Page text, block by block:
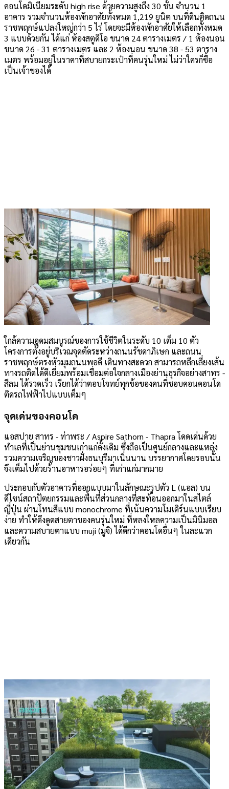
คอนโดมิเนียมระดับ high rise ด้วยความสูงถึง 30 ชั้น จำนวน 1
อาคาร รวมจำนวนห้องพักอาศัยทั้งหมด 1,219 ยูนิต บนที่ดินติดถนน
ราชพฤกษ์แปลงใหญ่กว่า 5 ไร่ โดยจะมีห้องพักอาศัยให้เลือกทั้งหมด
3 แบบด้วยกัน ได้แก่ ห้องสตูดิโอ ขนาด 24 ตารางเมตร / 1 ห้องนอน
ขนาด 26 - 31 ตารางเมตร และ 2 ห้องนอน ขนาด 38 - 53 ตาราง
เมตร พร้อมอยู่ในราคาที่สบายกระเป๋าที่คนรุ่นใหม่ ไม่ว่าใครก็ซื้อ
เป็นเจ้าของได้
ใกล้ความอุดมสมบูรณ์ของการใช้ชีวิตในระดับ 10 เต็ม 10 ตัว
โครงการตั้งอยู่บริเวณจุดตัดระหว่างถนนรัชดาภิเษก และถนน
ราชพฤกษ์ตรงหัวมุมถนนพอดี เดินทางสะดวก สามารถหลีกเลี่ยงเส้น
ทางรถติดได้ดีเยี่ยมพร้อมเชื่อมต่อใจกลางเมืองย่านธุรกิจอย่างสาทร -
สีลม ได้รวดเร็ว เรียกได้ว่าตอบโจทย์ทุกข้อของคนที่ชอบคอนคอนโด
ติดรถไฟฟ้าไปแบบเต็มๆ
จุดเด่นของคอนโด
แอสปาย สาทร - ท่าพระ / Aspire Sathorn - Thapra โดดเด่นด้วย
ทำเลที่เป็นย่านชุมชนเก่าแก่ดั้งเดิม ซึ่งถือเป็นศูนย์กลางและแหล่ง
รวมความเจริญของชาวฝั่งธนบุรีมาเนิ่นนาน บรรยากาศโดยรอบนั้น
จึงเต็มไปด้วยร้านอาหารอร่อยๆ ที่เก่าแก่มากมาย
ประกอบกับตัวอาคารที่ออกแบบมาในลักษณะรูปตัว L (แอล) บน
ดีไซน์สถาปัตยกรรมและพื้นที่ส่วนกลางที่สะท้อนออกมาในสไตล์
ญี่ปุ่น ผ่านโทนสีแบบ monochrome ที่เน้นความโมเดิร์นแบบเรียบ
ง่าย ทำให้ดึงดูดสายตาของคนรุ่นใหม่ ที่หลงใหลความเป็นมินิมอล
และความสบายตาแบบ muji (มูจิ) ได้ดีกว่าคอนโดอื่นๆ ในละแวก
เดียวกัน